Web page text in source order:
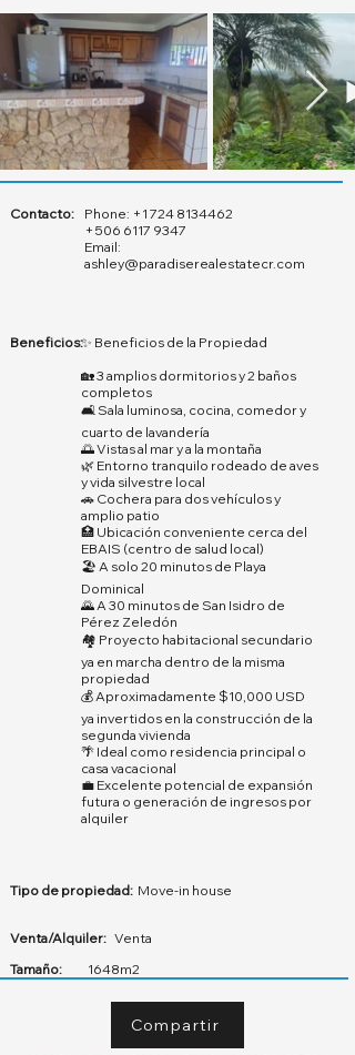
Contacto: Phone: +1 724 8134462
+506 6117 9347
Email:
ashley@paradiserealestatecr.com
Beneficios:✨ Beneficios de la Propiedad
🏡 3 amplios dormitorios y 2 baños
completos
🛋️ Sala luminosa, cocina, comedor y
cuarto de lavandería
🌅 Vistas al mar y a la montaña
🌿 Entorno tranquilo rodeado de aves
y vida silvestre local
🚗 Cochera para dos vehículos y
amplio patio
🏥 Ubicación conveniente cerca del
EBAIS (centro de salud local)
🏖️ A solo 20 minutos de Playa
Dominical
🌄 A 30 minutos de San Isidro de
Pérez Zeledón
🏘️ Proyecto habitacional secundario
ya en marcha dentro de la misma
propiedad
💰 Aproximadamente $10,000 USD
ya invertidos en la construcción de la
segunda vivienda
🌴 Ideal como residencia principal o
casa vacacional
💼 Excelente potencial de expansión
futura o generación de ingresos por
alquiler
Tipo de propiedad: Move-in house
Venta/Alquiler: Venta
Tamaño:
1648m2
Compartir